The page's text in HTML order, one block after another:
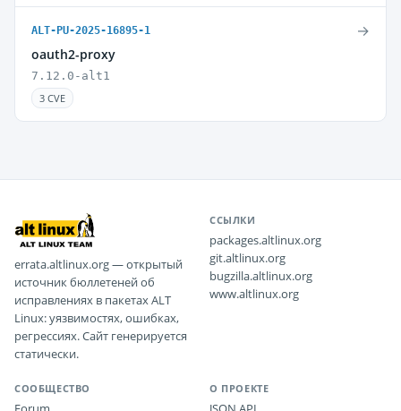
ALT-PU-2025-16895-1
oauth2-proxy
7.12.0-alt1
3 CVE
→
errata.altlinux.org — открытый
источник бюллетеней об
исправлениях в пакетах ALT
Linux: уязвимостях, ошибках,
регрессиях. Сайт генерируется
статически.
ССЫЛКИ
packages.altlinux.org
git.altlinux.org
bugzilla.altlinux.org
www.altlinux.org
СООБЩЕСТВО О ПРОЕКТЕ